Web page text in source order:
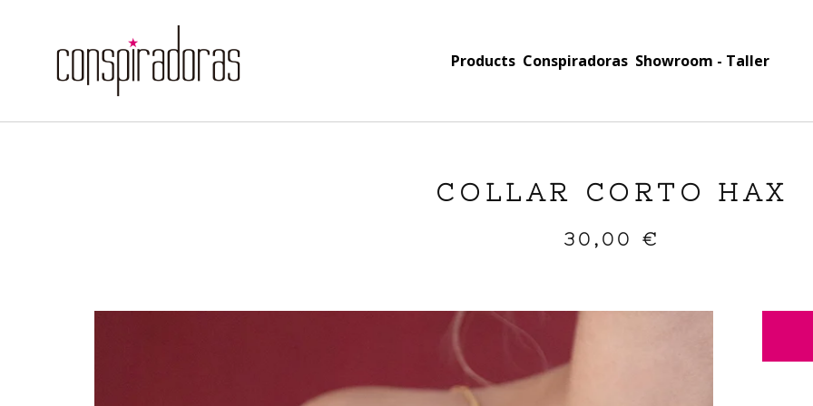
Products Conspiradoras Showroom - Taller
COLLAR CORTO HAX
30,00 €